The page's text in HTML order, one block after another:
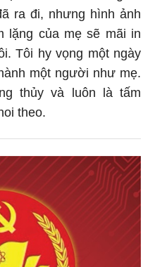
ra đi, nhưng hình ảnh
lặng của mẹ sẽ mãi in
Tôi hy vọng một ngày
một người như mẹ.
thủy và luôn là tấm
theo.